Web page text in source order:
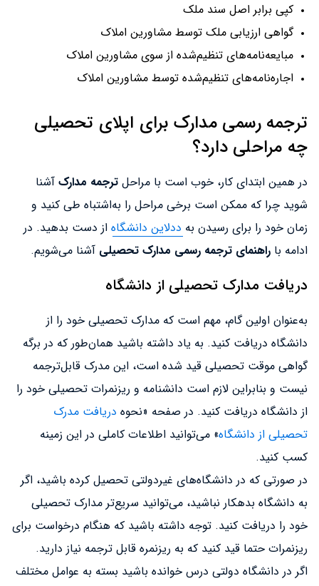
کپی برابر اصل سند ملک
گواهی ارزیابی ملک توسط مشاورین املاک
مبایعه‌نامه‌های تنظیم‌شده از سوی مشاورین املاک
اجاره‌نامه‌های تنظیم‌شده توسط مشاورین املاک
ترجمه رسمی مدارک برای اپلای تحصیلی
چه مراحلی دارد؟
در همین ابتدای کار، خوب است با مراحل ترجمه مدارک آشنا
شوید چرا که ممکن است برخی مراحل را به‌اشتباه طی کنید و
زمان خود را برای رسیدن به ددلاین دانشگاه از دست بدهید. در
ادامه با راهنمای ترجمه رسمی مدارک تحصیلی آشنا می‌شویم.
دریافت مدارک تحصیلی از دانشگاه
به‌عنوان اولین گام، مهم است که مدارک تحصیلی خود را از
دانشگاه دریافت کنید. به یاد داشته باشید همان‌طور که در برگه
گواهی موقت تحصیلی قید شده است، این مدرک قابل‌ترجمه
نیست و بنابراین لازم است دانشنامه و ریزنمرات تحصیلی خود را
از دانشگاه دریافت کنید. در صفحه «نحوه دریافت مدرک
تحصیلی از دانشگاه» می‌توانید اطلاعات کاملی در این زمینه
کسب کنید.
در صورتی که در دانشگاه‌های غیردولتی تحصیل کرده باشید، اگر
به دانشگاه بدهکار نباشید، می‌توانید سریع‌تر مدارک تحصیلی
خود را دریافت کنید. توجه داشته باشید که هنگام درخواست برای
ریزنمرات حتما قید کنید که به ریزنمره قابل ترجمه نیاز دارید.
اگر در دانشگاه دولتی درس خوانده باشید بسته به عوامل مختلف